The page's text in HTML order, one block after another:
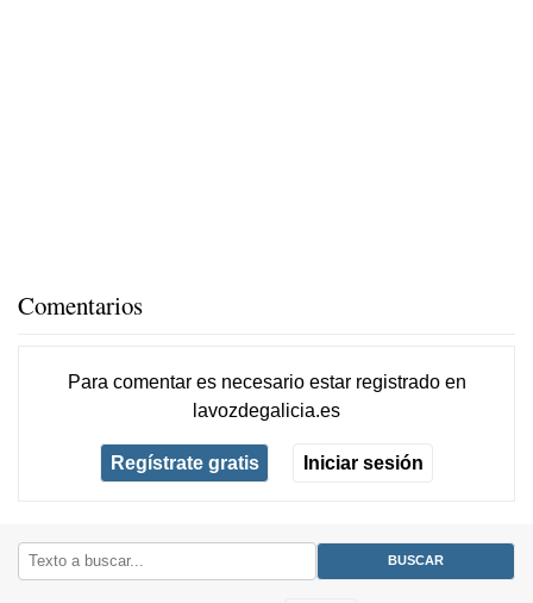
Comentarios
Para comentar es necesario estar registradoen
lavozdegalicia.es
Regístrate gratis Iniciar sesión